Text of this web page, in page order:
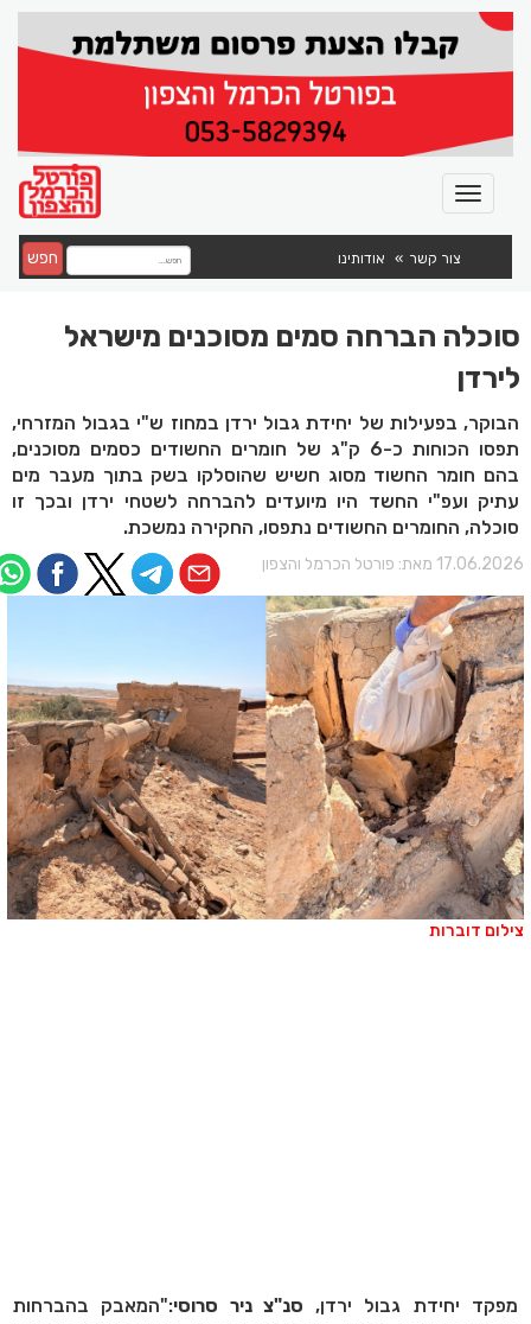
צור קשר אודותינו חפש
סוכלה הברחה סמים מסוכנים מישראל
לירדן
הבוקר, בפעילות של יחידת גבול ירדן במחוז ש"י בגבול המזרחי,
תפסו הכוחות כ-6 ק"ג של חומרים החשודים כסמים מסוכנים,
בהם חומר החשוד מסוג חשיש שהוסלקו בשק בתוך מעבר מים
עתיק ועפ"י החשד היו מיועדים להברחה לשטחי ירדן ובכך זו
סוכלה, החומרים החשודים נתפסו, החקירה נמשכת.
מאת: פורטל הכרמל והצפון
דוברות
מפקד יחידת גבול ירדן, סנ"צ ניר סרוסי:"המאבק בהברחות